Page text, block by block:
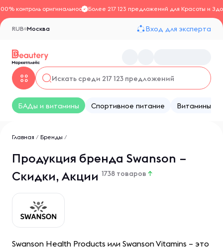
контроль оригинальностиБолее 217 123 предложений для Красоты и
Москва
RUB Вход для эксперта
БАДы и витамины Спортивное питание Витамины
Главная / Бренды /
Продукция бренда Swanson –
Скидки, Акции 1738 товаров ↑
Swanson Health Products или Swanson Vitamins – это